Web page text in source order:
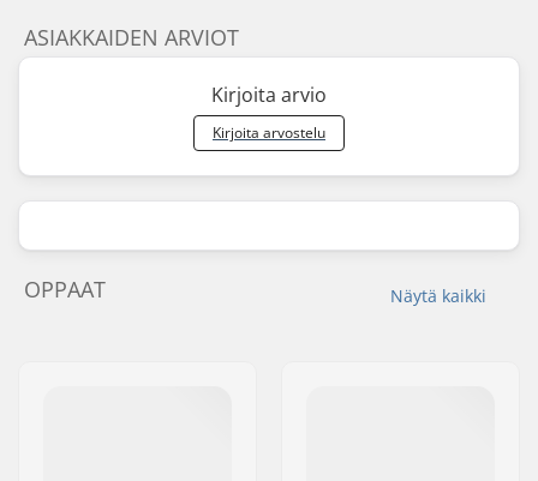
ASIAKKAIDEN ARVIOT
Kirjoita arvio
Kirjoita arvostelu
Näytä kaikki
OPPAAT